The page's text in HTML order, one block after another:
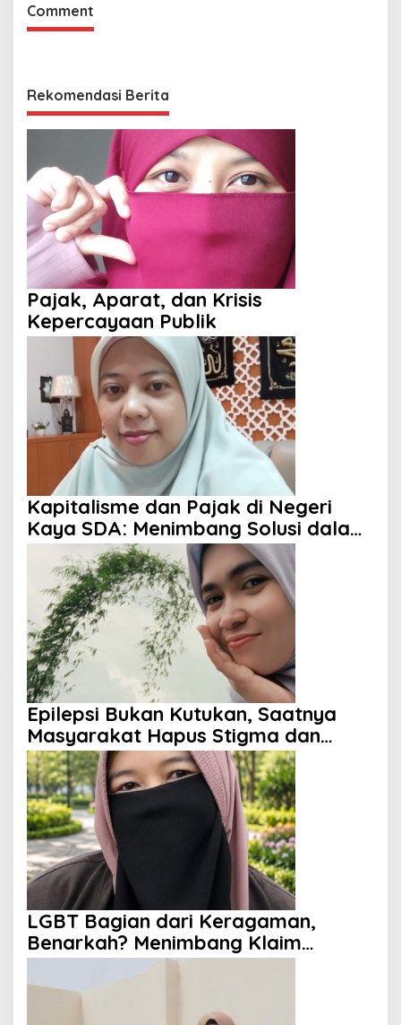
Comment
Rekomendasi Berita
Pajak, Aparat, dan Krisis
Kepercayaan Publik
Kapitalisme dan Pajak di Negeri
Kaya SDA: Menimbang Solusi dalam
Perspektif Islam
Epilepsi Bukan Kutukan, Saatnya
Masyarakat Hapus Stigma dan
Berikan Harapan
LGBT Bagian dari Keragaman,
Benarkah? Menimbang Klaim
Diversity dan Perspektif Islam